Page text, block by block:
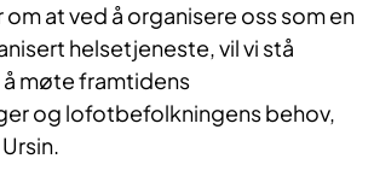
om at ved å organisere oss som en
helsetjeneste, vil vi stå
møte framtidens
og lofotbefolkningens behov,